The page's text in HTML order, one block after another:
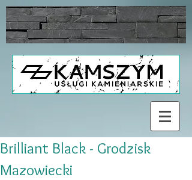
Brilliant Black - Grodzisk
Mazowiecki